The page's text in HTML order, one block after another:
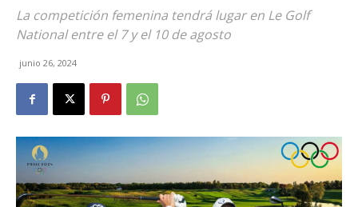
La competición femenina tendrá lugar en Le Golf
National entre el 7 y el 10 de agosto
junio 26, 2024